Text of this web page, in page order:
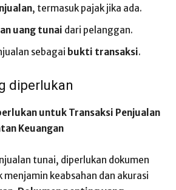
, termasuk pajak jika ada.
uang tunai dari pelanggan.
sebagai bukti transaksi.
diperlukan
untuk Transaksi Penjualan
Keuangan
tunai, diperlukan dokumen
keabsahan dan akurasi